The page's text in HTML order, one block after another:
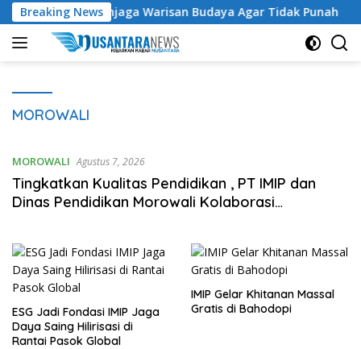
Langsung
ke
konten
Breaking News
Menjaga Warisan Budaya Agar Tidak Punah
MOROWALI
MOROWALI Agustus 7, 2026
Tingkatkan Kualitas Pendidikan , PT IMIP dan
Dinas Pendidikan Morowali Kolaborasi
Bahodopi
ESG Jadi Fondasi IMIP Jaga
Daya Saing Hilirisasi di
Rantai Pasok Global
IMIP Gelar Khitanan Massal
Gratis di Bahodopi